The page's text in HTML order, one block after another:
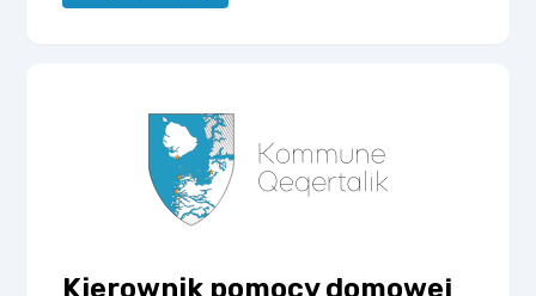
Kierownik pomocy domowej